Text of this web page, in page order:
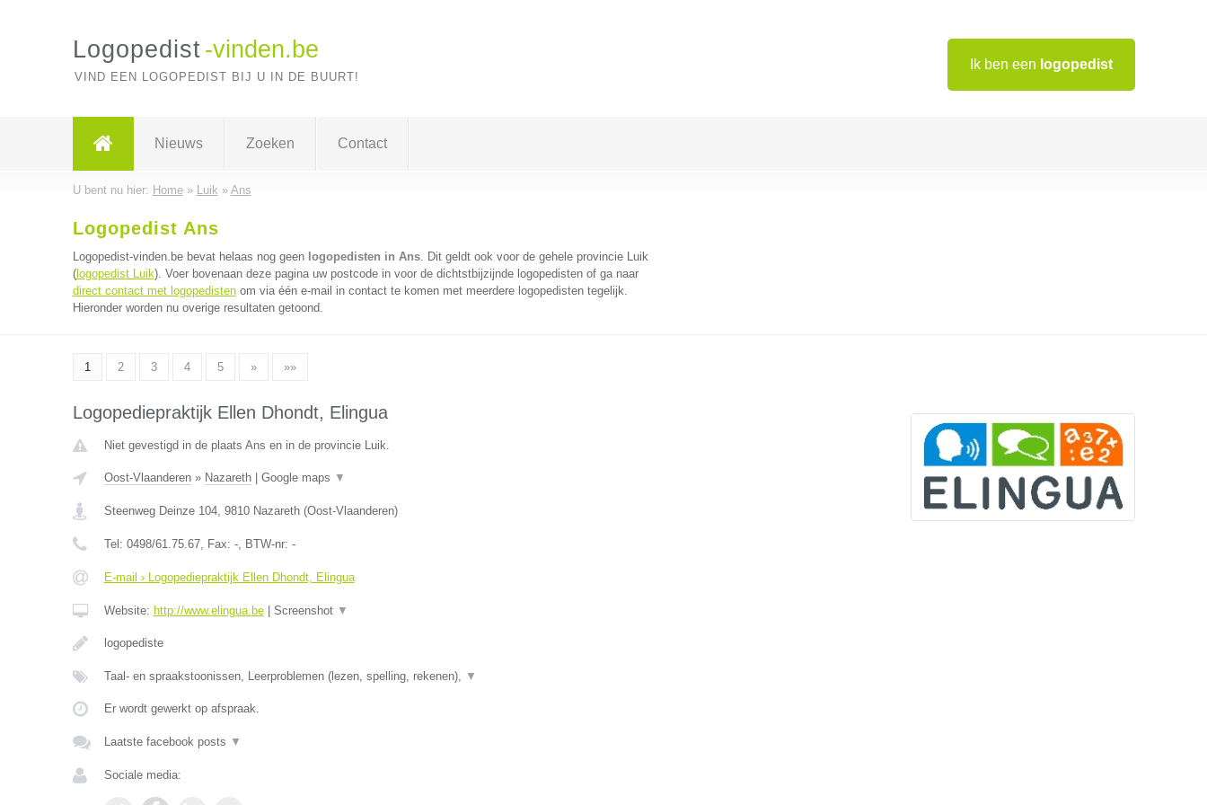
Ik ben een logopedist
Logopedist -vinden.be
VIND EEN LOGOPEDIST BIJ U IN DE BUURT!
Nieuws Zoeken Contact
U bent nu hier: Home» Luik » Ans
Logopedist Ans
Logopedist-vinden.be bevat helaas nog geen logopedisten in Ans. Dit geldt ook voor de gehele provincie Luik
(logopedist Luik). Voer bovenaan deze pagina uw postcode in voor de dichtstbijzijnde logopedisten of ga naar
direct contact met logopedistenom via één e-mail in contact te komen met meerdere logopedisten tegelijk.
Hieronder worden nu overige resultaten getoond.
1 2 3 4 5 » »»
Logopediepraktijk Ellen Dhondt, Elingua
Niet gevestigd in de plaats Ans en in de provincie Luik.
Oost-Vlaanderen» Nazareth| Google maps ▼
Steenweg Deinze 104, 9810 Nazareth(Oost-Vlaanderen)
Tel: 0498/61.75.67, Fax: -, BTW-nr: -
E-mail › Logopediepraktijk Ellen Dhondt, Elingua
Website: http://www.elingua.be| Screenshot ▼
logopediste
Taal- en spraakstoonissen, Leerproblemen (lezen, spelling, rekenen), ▼
Er wordt gewerkt op afspraak.
Laatste facebook posts ▼
Sociale media: